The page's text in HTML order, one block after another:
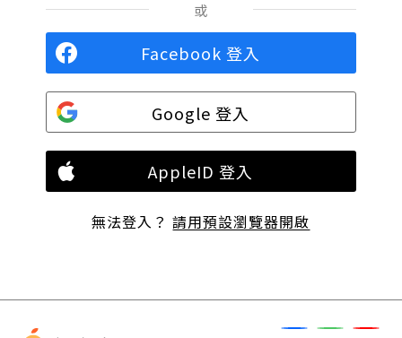
或
Facebook 登入
Google 登入
AppleID 登入
無法登入？請用預設瀏覽器開啟